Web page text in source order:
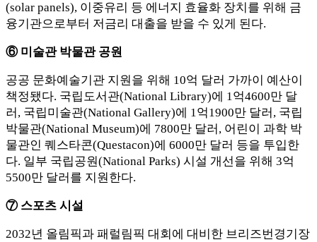
(solar panels), 이중유리 등 에너지 효율화 장치를 위해 금
융기관으로부터 저금리 대출을 받을 수 있게 된다.
⑥ 미술관 박물관 공원
공공 문화예술기관 지원을 위해 10억 달러 가까이 예산이
책정됐다. 국립도서관(National Library)에 1억4600만 달
러, 국립미술관(National Gallery)에 1억1900만 달러, 국립
박물관(National Museum)에 7800만 달러, 어린이 과학 박
물관인 퀘스타콘(Questacon)에 6000만 달러 등을 투입한
다. 일부 국립공원(National Parks) 시설 개선을 위해 3억
5500만 달러를 지원한다.
⑦ 스포츠 시설
2032년 올림픽과 패럴림픽 대회에 대비한 브리즈번경기장